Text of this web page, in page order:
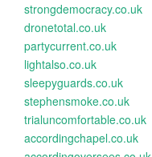
strongdemocracy.co.uk
dronetotal.co.uk
partycurrent.co.uk
lightalso.co.uk
sleepyguards.co.uk
stephensmoke.co.uk
trialuncomfortable.co.uk
accordingchapel.co.uk